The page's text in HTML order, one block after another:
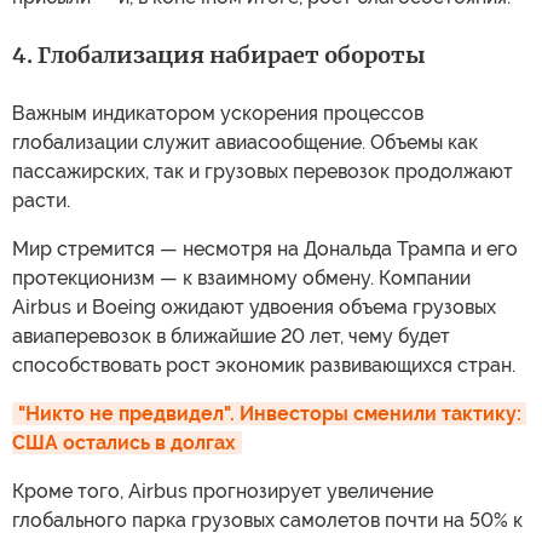
4. Глобализация набирает обороты
Важным индикатором ускорения процессов
глобализации служит авиасообщение. Объемы как
пассажирских, так и грузовых перевозок продолжают
расти.
Мир стремится — несмотря на Дональда Трампа и его
протекционизм — к взаимному обмену. Компании
Airbus и Boeing ожидают удвоения объема грузовых
авиаперевозок в ближайшие 20 лет, чему будет
способствовать рост экономик развивающихся стран.
"Никто не предвидел". Инвесторы сменили тактику:
США остались в долгах
Кроме того, Airbus прогнозирует увеличение
глобального парка грузовых самолетов почти на 50% к